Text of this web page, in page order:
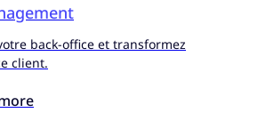
back-office et transformez
client.